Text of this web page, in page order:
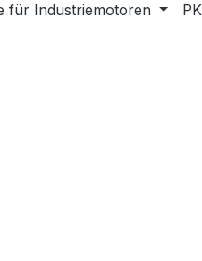
für Industriemotoren